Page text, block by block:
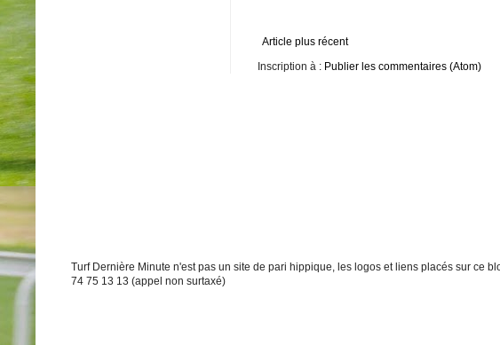
Article plus récent
Inscription à : Publier les commentaires (Atom)
Turf Dernière Minute n'est pas un site de pari hippique, les logos et liens placés sur ce
74 75 13 13 (appel non surtaxé)